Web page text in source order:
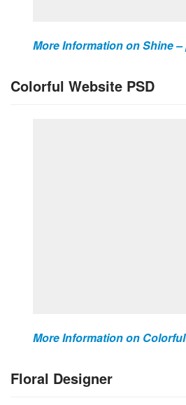
More Information on Shine
Colorful Website PSD
More Information on
Floral Designer